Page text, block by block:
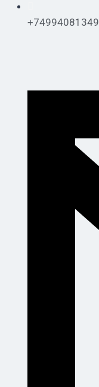
+74994081349